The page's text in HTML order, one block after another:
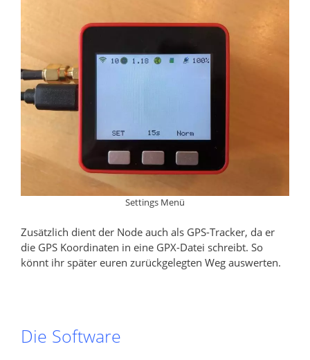
Settings Menü
Zusätzlich dient der Node auch als GPS-Tracker, da er
die GPS Koordinaten in eine GPX-Datei schreibt. So
könnt ihr später euren zurückgelegten Weg auswerten.
Die Software